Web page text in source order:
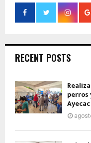
RECENT POSTS
perros